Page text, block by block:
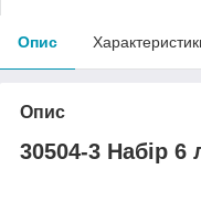
Опис
Опис
30504-3 Набір